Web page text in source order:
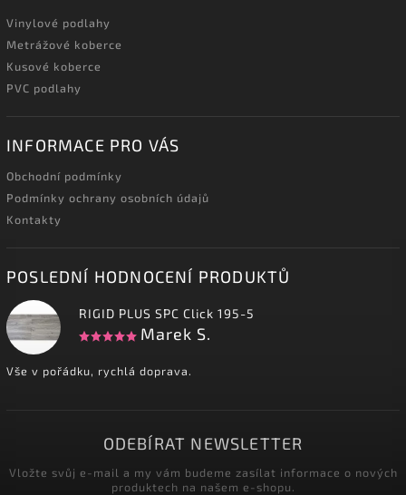
Vinylové podlahy
Metrážové koberce
Kusové koberce
PVC podlahy
INFORMACE PRO VÁS
Obchodní podmínky
Podmínky ochrany osobních údajů
Kontakty
POSLEDNÍ HODNOCENÍ PRODUKTŮ
RIGID PLUS SPC Click 195-5
Marek S.
Vše v pořádku, rychlá doprava.
ODEBÍRAT NEWSLETTER
Vložte svůj e-mail a my vám budeme zasílat informace o nových
produktech na našem e-shopu.